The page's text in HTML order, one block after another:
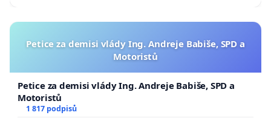
Petice za demisi vlády Ing. Andreje Babiše, SPD a
Motoristů
Petice za demisi vlády Ing. Andreje Babiše, SPD a
Motoristů
1 817 podpisů